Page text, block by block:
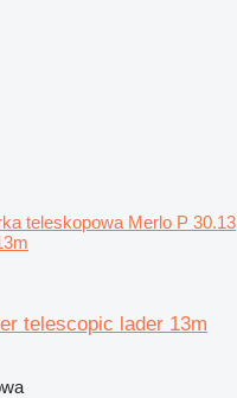
teleskopowa Merlo P 30.13
telescopic lader 13m